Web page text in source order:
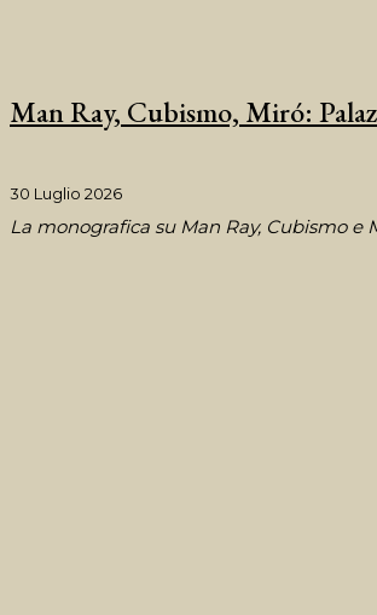
Man Ray, Cubismo, Miró:
30 Luglio 2026
La monografica su Man Ray, Cubismo